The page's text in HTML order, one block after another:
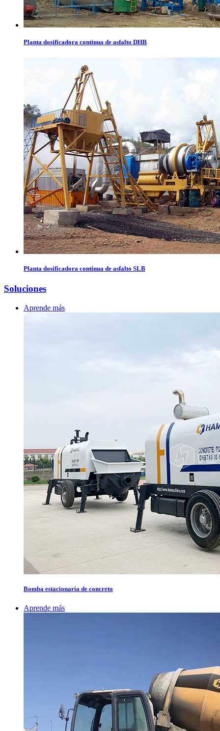
Planta dosificadora continua de asfalto DHB
Planta dosificadora continua de asfalto SLB
Soluciones
Aprende más
Bomba estacionaria de concreto
Aprende más